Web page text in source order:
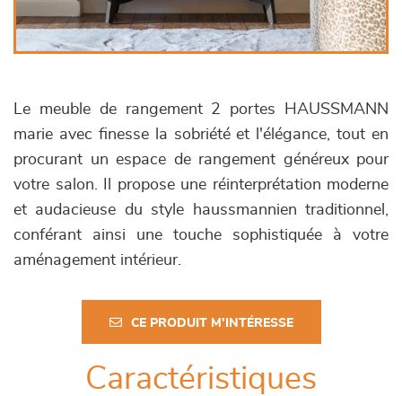
Le meuble de rangement 2 portes HAUSSMANN
marie avec finesse la sobriété et l'élégance, tout en
procurant un espace de rangement généreux pour
votre salon. Il propose une réinterprétation moderne
et audacieuse du style haussmannien traditionnel,
conférant ainsi une touche sophistiquée à votre
aménagement intérieur.
CE PRODUIT M'INTÉRESSE
Caractéristiques